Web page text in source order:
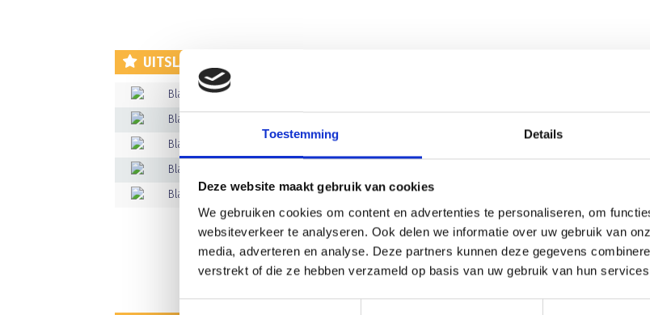
Toestemming Details
Deze website maakt gebruik van cookies
We gebruiken cookies om content en advertenties te personaliseren, om
websiteverkeer te analyseren. Ook delen we informatie over uw gebruik van
media, adverteren en analyse. Deze partners kunnen deze gegevens
verstrekt of die ze hebben verzameld op basis van uw gebruik van hun
UITSLAGEN
Blauw Geel'38/JUMBO JO13-1 (nieuw)
Blauw Geel'38/JUMBO JO13-1 (nieuw)
Blauw Geel'38/JUMBO JO13-2 (nieuw)
Blauw Geel'38/JUMBO JO15-1 (nieuw)
Blauw Geel'38/JUMBO JO19-1 (nieuw)